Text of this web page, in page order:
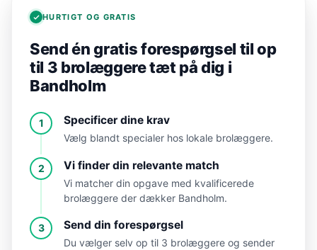
HURTIGT OG GRATIS
Send én gratis forespørgsel til op
til 3 brolæggere tæt på dig i
Bandholm
1 Specificer dine krav
Vælg blandt specialer hos lokale brolæggere.
2 Vi finder din relevante match
Vi matcher din opgave med kvalificerede
brolæggere der dækker Bandholm.
3 Send din forespørgsel
Du vælger selv op til 3 brolæggere og sender